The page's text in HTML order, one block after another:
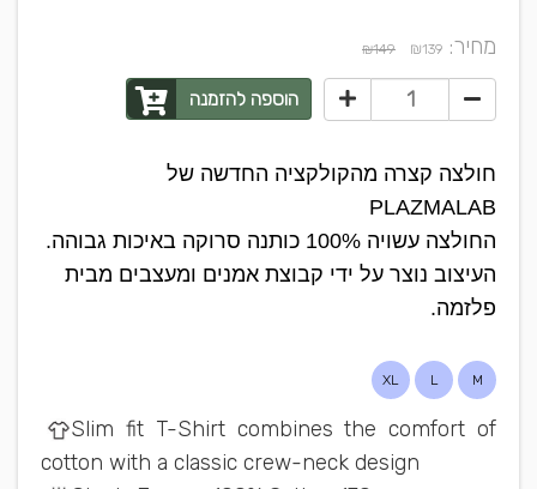
מחיר: ₪139
₪149
הוספה להזמנה
חולצה קצרה מהקולקציה החדשה של
PLAZMALAB
החולצה עשויה 100% כותנה סרוקה באיכות גבוהה.
העיצוב נוצר על ידי קבוצת אמנים ומעצבים מבית
פלזמה.
M
L
XL
Slim fit T-Shirt combines the comfort of
cotton with a classic crew-neck design